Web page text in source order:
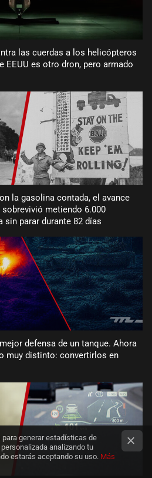
las cuerdas a los helicópteros
EEUU es otro dron, pero armado
la gasolina contada, el avance
metiendo 6.000
sin parar durante 82 días
defensa de un tanque. Ahora
muy distinto: convertirlos en
generar estadísticas de
analizando tu
estarás aceptando su uso. Más